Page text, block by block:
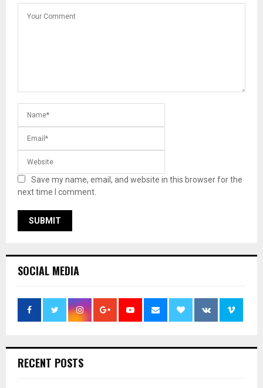
Save my name, email, and website in this browser for the
next time I comment.
SOCIAL MEDIA
RECENT POSTS